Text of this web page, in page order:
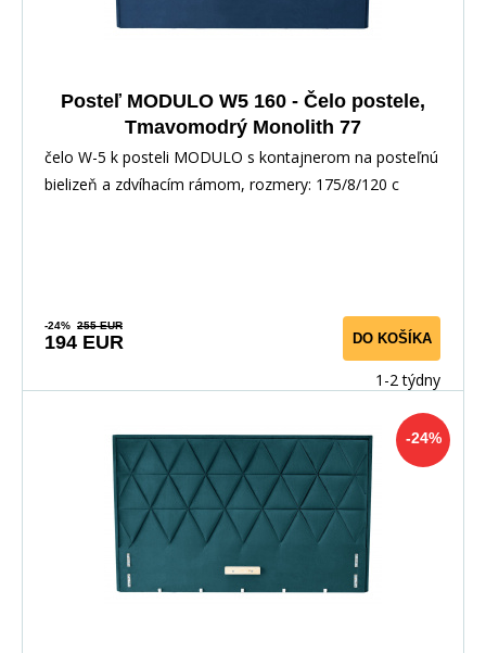
Posteľ MODULO W5 160 - Čelo postele,
Tmavomodrý Monolith 77
čelo W-5 k posteli MODULO s kontajnerom na posteľnú
bielizeň a zdvíhacím rámom, rozmery: 175/8/120 c
-24% 255 EUR
194 EUR DO KOŠÍKA
1-2 týdny
-24%